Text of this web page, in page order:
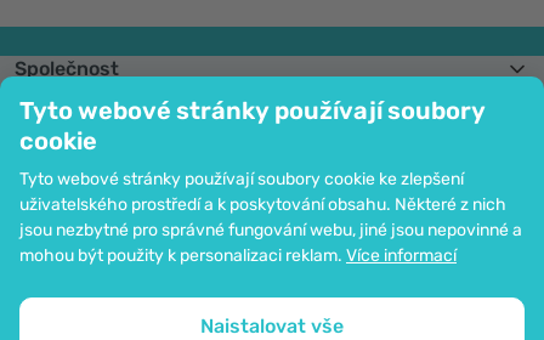
Tyto webové stránky používají soubory
cookie
Tyto webové stránky používají soubory cookie ke zlepšení
uživatelského prostředí a k poskytování obsahu. Některé z nich
jsou nezbytné pro správné fungování webu, jiné jsou nepovinné a
mohou být použity k personalizaci reklam. Více informací
Naistalovat vše
Společnost
Informace
Připojte se k nám
Pomoc a objednávky
Možnost platby kartou. Ochrana osobních údajů zaručena pomocí šifrování
SSL.
Mapa stránek